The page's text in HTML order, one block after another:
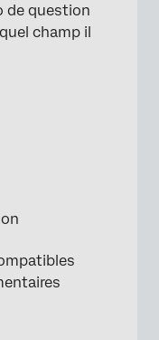
de question
champ il